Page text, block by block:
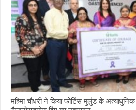
महिमा चौधरी ने किया फोर्टिस मुलुंड के